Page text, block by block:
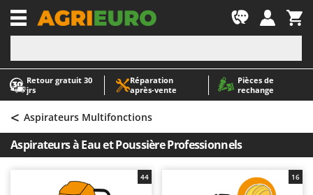
Retour gratuit 30
jrs
Réparation
après‑vente
Pièces de
rechange
-1
A
Abris de jardin
Accessoires pour tracteurs tondeuses autoportés
Aérateurs Scarificateurs pour gazon
Arracheuses de pommes de terre pour tracteur
Aspirateurs - Balais Électriques
A
AgriEuro Premium
AgriEuro TOP-LINE
AGT
< Aspirateurs Multifonctions
Aspirateurs à Eau et Poussière Professionnels
44 16